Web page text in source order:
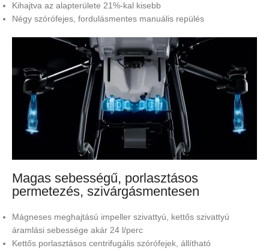
Kihajtva az alapterülete 21%-kal kisebb
Négy szórófejes, fordulásmentes manuális repülés
Magas sebességű, porlasztásos
permetezés, szivárgásmentesen
Mágneses meghajtású impeller szivattyú, kettős szivattyú
áramlási sebessége akár 24 l/perc
Kettős porlasztásos centrifugális szórófejek, állítható